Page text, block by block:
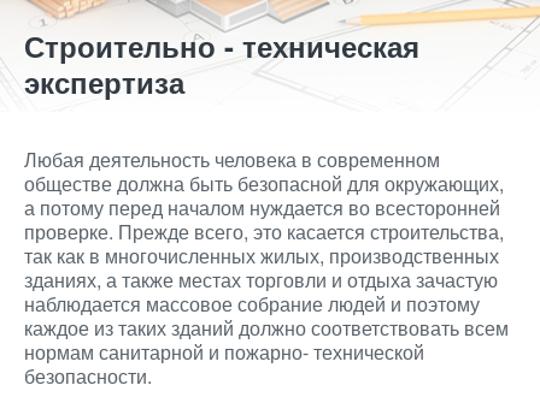
Строительно - техническая
экспертиза
Любая деятельность человека в современном
обществе должна быть безопасной для окружающих,
а потому перед началом нуждается во всесторонней
проверке. Прежде всего, это касается строительства,
так как в многочисленных жилых, производственных
зданиях, а также местах торговли и отдыха зачастую
наблюдается массовое собрание людей и поэтому
каждое из таких зданий должно соответствовать всем
нормам санитарной и пожарно- технической
безопасности.